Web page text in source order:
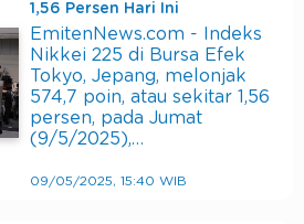
1,56 Persen Hari Ini
EmitenNews.com - Indeks
Nikkei 225 di Bursa Efek
Tokyo, Jepang, melonjak
574,7 poin, atau sekitar 1,56
persen, pada Jumat
(9/5/2025),…
09/05/2025, 15:40 WIB